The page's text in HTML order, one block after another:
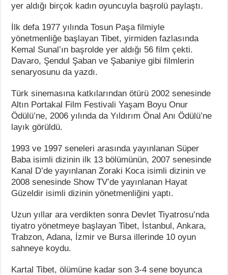
yer aldığı birçok kadın oyuncuyla başrolü paylaştı.
İlk defa 1977 yılında Tosun Paşa filmiyle
yönetmenliğe başlayan Tibet, yirmiden fazlasında
Kemal Sunal’ın başrolde yer aldığı 56 film çekti.
Davaro, Şendul Şaban ve Şabaniye gibi filmlerin
senaryosunu da yazdı.
Türk sinemasına katkılarından ötürü 2002 senesinde
Altın Portakal Film Festivali Yaşam Boyu Onur
Ödülü’ne, 2006 yılında da Yıldırım Önal Anı Ödülü’ne
layık görüldü.
1993 ve 1997 seneleri arasında yayınlanan Süper
Baba isimli dizinin ilk 13 bölümünün, 2007 senesinde
Kanal D’de yayınlanan Zoraki Koca isimli dizinin ve
2008 senesinde Show TV’de yayınlanan Hayat
Güzeldir isimli dizinin yönetmenliğini yaptı.
Uzun yıllar ara verdikten sonra Devlet Tiyatrosu’nda
tiyatro yönetmeye başlayan Tibet, İstanbul, Ankara,
Trabzon, Adana, İzmir ve Bursa illerinde 10 oyun
sahneye koydu.
Kartal Tibet, ölümüne kadar son 3-4 sene boyunca